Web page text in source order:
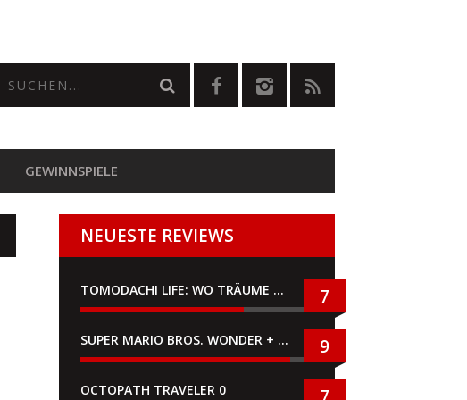
GEWINNSPIELE
NEUESTE REVIEWS
TOMODACHI LIFE: WO TRÄUME WAHR WERDEN 7
SUPER MARIO BROS. WONDER + GEMEINSAM IM BELLABEL-PARK 9
OCTOPATH TRAVELER 0